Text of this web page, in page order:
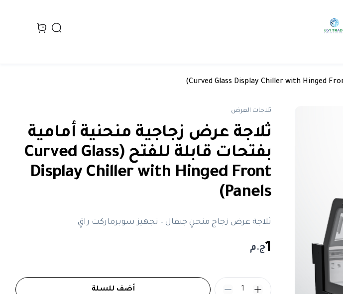
Search
view bag
ثلاجات العرض
ثلاجة عرض زجاجية منحنية أمامية
بفتحات قابلة للفتح (Curved Glass
Display Chiller with Hinged Front
Panels)
ثلاجة عرض زجاج منحنٍ جيفال – تجهيز سوبرماركت راقٍ
1ج.م
أضف للسلة 1